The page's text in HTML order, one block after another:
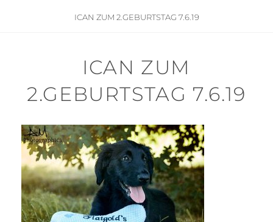
ICAN ZUM 2.GEBURTSTAG 7.6.19
ICAN ZUM
2.GEBURTSTAG 7.6.19